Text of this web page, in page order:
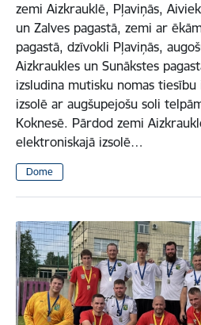
zemi Aizkrauklē, Pļaviņās,
un Zalves pagastā, zemi ar
pagastā, dzīvokli Pļaviņās,
Aizkraukles un Sunākstes
izsludina mutisku nomas
izsolē ar augšupejošu soli
Koknesē. Pārdod zemi
elektroniskajā izsolē…
Dome